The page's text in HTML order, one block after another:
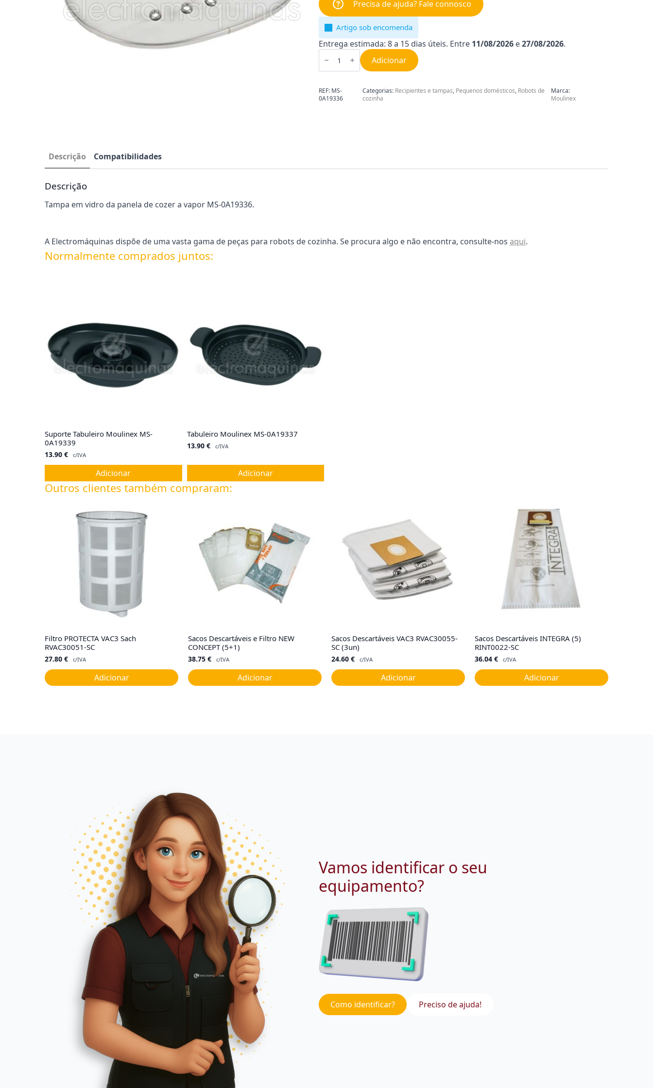
Precisa de ajuda? Fale connosco
Artigo sob encomenda
Entrega estimada: 8 a 15 dias úteis. Entre 11/08/2026 e27/08/2026.
Quantidade
de
Panela
MS-
0A19336
Adicionar
REF: MS-
0A19336
Categorias: Recipientes e tampas, Pequenos domésticos, Robots de
cozinha
Marca:
Moulinex
Descrição Compatibilidades
Descrição
Tampa em vidro da panela de cozer a vapor MS-0A19336.
A Electromáquinas dispõe de uma vasta gama de peças para robots de cozinha. Se procura algo e não encontra, consulte-nos aqui.
Normalmente comprados juntos:
Suporte Tabuleiro Moulinex MS-
0A19339
13.90 € c/IVA
Adicionar
Tabuleiro Moulinex MS-0A19337
13.90 € c/IVA
Adicionar
Outros clientes também compraram:
Filtro PROTECTA VAC3 Sach
RVAC30051-SC
27.80 € c/IVA
Adicionar
Sacos Descartáveis e Filtro NEW
CONCEPT (5+1)
38.75 € c/IVA
Adicionar
Sacos Descartáveis VAC3 RVAC30055-
SC (3un)
24.60 € c/IVA
Adicionar
Sacos Descartáveis INTEGRA (5)
RINT0022-SC
36.04 € c/IVA
Adicionar
Vamos identificar o seu
equipamento?
Como identificar? Preciso de ajuda!